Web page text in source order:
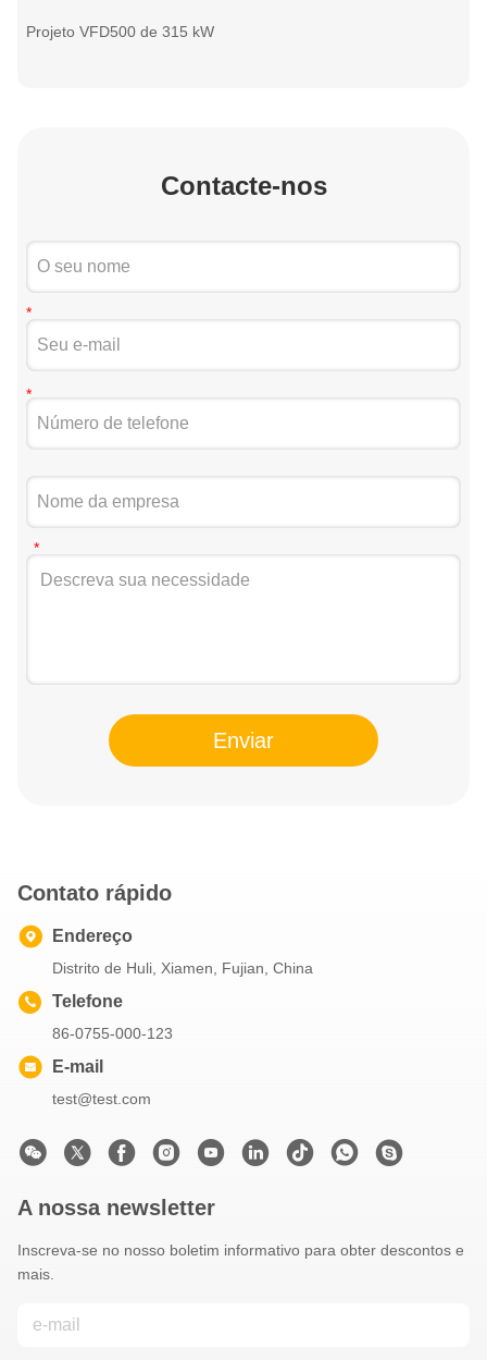
Projeto VFD500 de 315 kW
Contacte-nos
Enviar
Contato rápido
Endereço
Distrito de Huli, Xiamen, Fujian, China
Telefone
86-0755-000-123
E-mail
test@test.com
A nossa newsletter
Inscreva-se no nosso boletim informativo para obter descontos e
mais.